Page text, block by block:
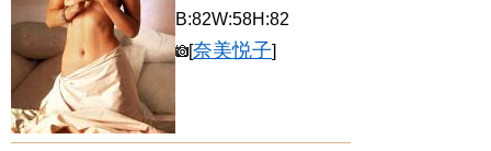
B:82W:58H:82
[奈美悦子]